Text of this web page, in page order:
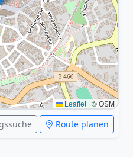
Leaflet | © OSM
Route planen